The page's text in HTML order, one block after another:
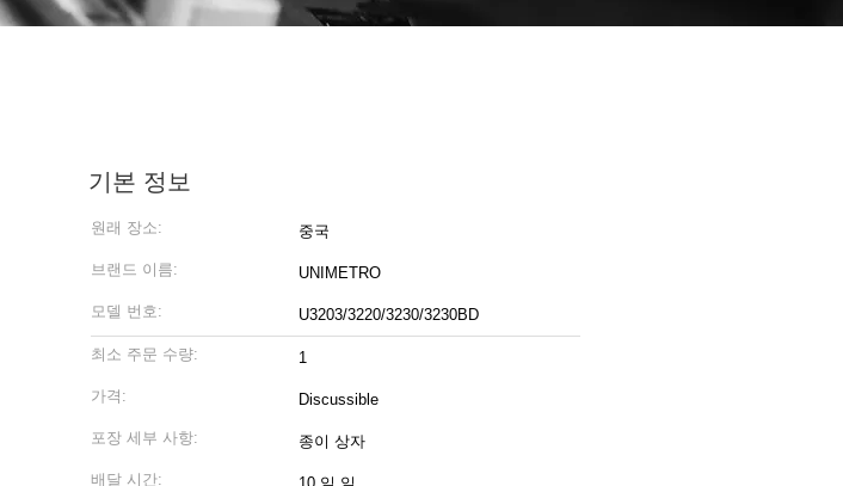
기본 정보
원래 장소: 중국
브랜드 이름: UNIMETRO
모델 번호: U3203/3220/3230/3230BD
최소 주문 수량: 1
가격: Discussible
포장 세부 사항: 종이 상자
배달 시간: